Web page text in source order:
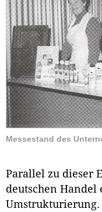
Messestand des
Parallel zu dieser
deutschen Handel
Umstrukturierung.